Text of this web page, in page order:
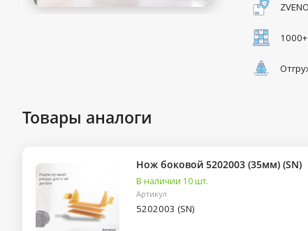
Товары аналоги
Нож боковой 5202003 (35мм) (SN)
В наличии 10 шт.
Артикул
5202003 (SN)